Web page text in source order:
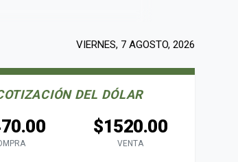
VIERNES, 7 AGOSTO, 2026
DEL DÓLAR
$1520.00
VENTA